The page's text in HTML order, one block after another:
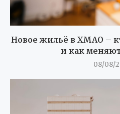
Новое жильё в ХМАО –
и как
08/08/